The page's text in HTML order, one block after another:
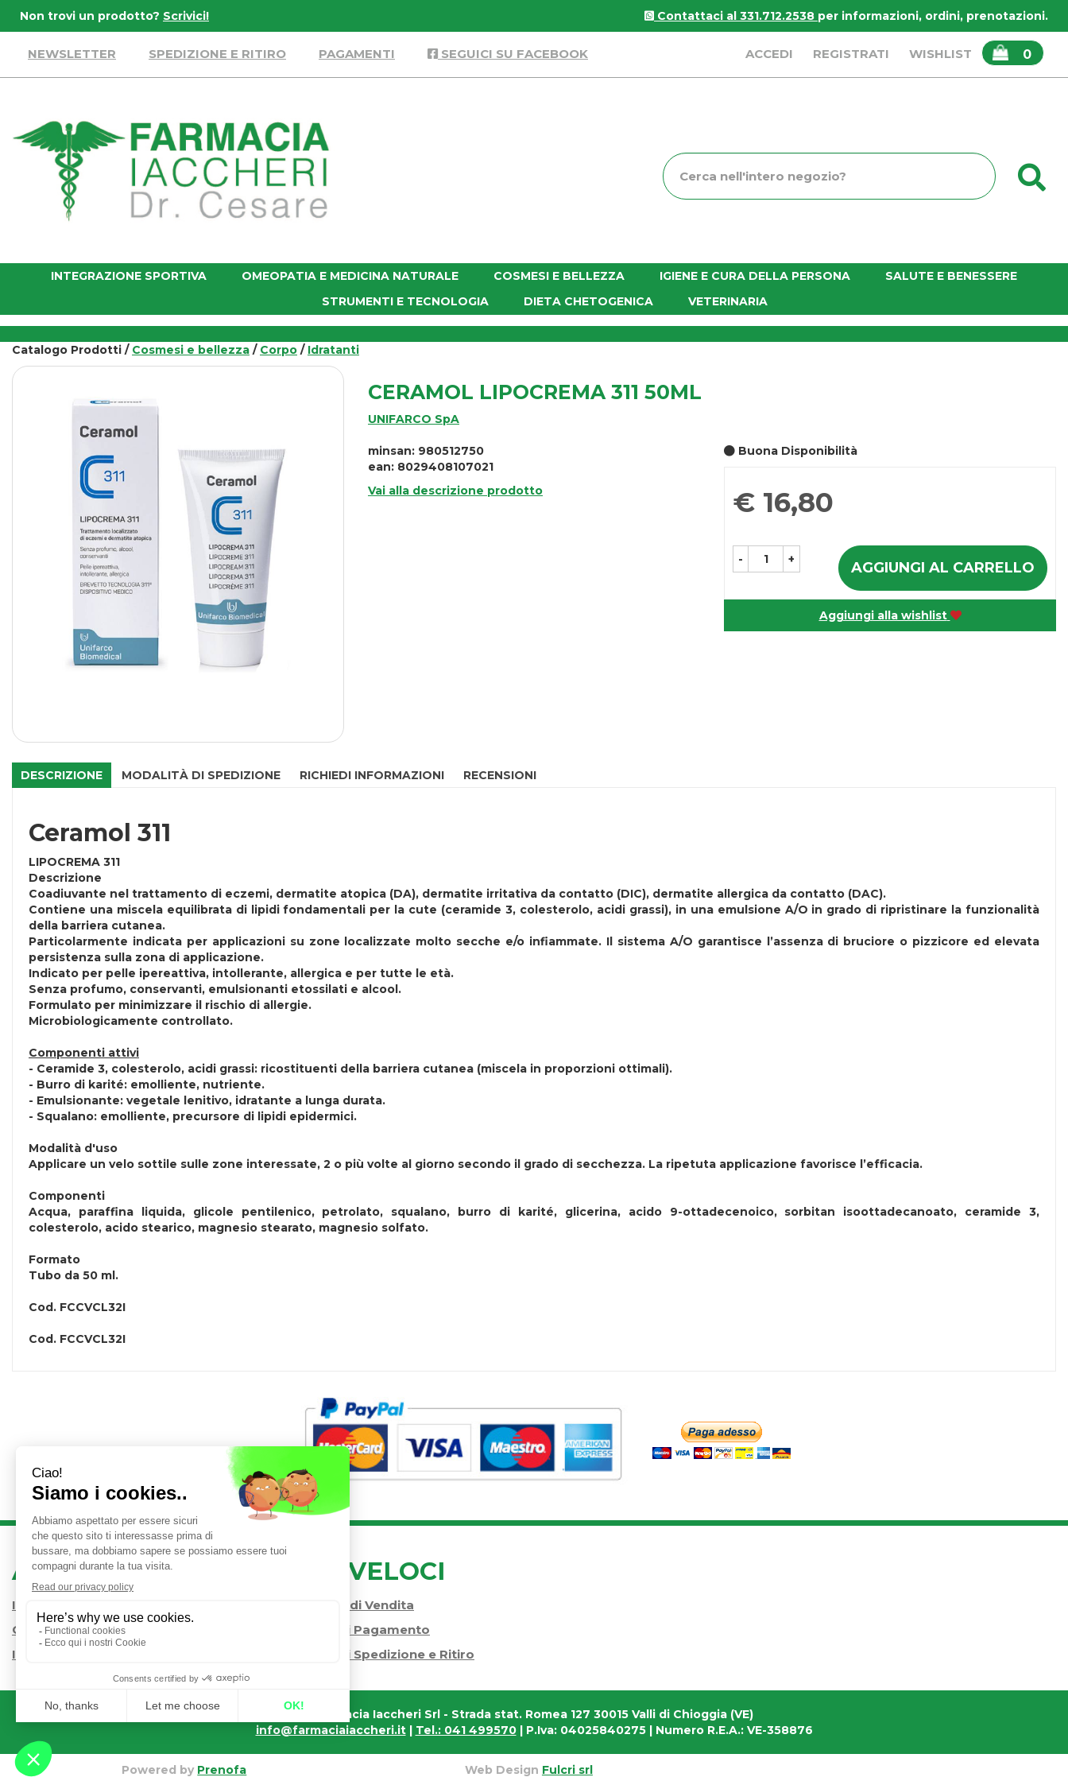
principale
Contattaci al 331.712.2538 per informazioni, ordini, prenotazioni.
Non trovi un prodotto? Scrivici!
NEWSLETTER SPEDIZIONE E RITIRO PAGAMENTI SEGUICI SU FACEBOOK ACCEDI REGISTRATI WISHLIST 0
ARTICOLI
INSERITI
Farmacia
Iaccheri
Cerca
Prodotto
INTEGRAZIONE SPORTIVA OMEOPATIA E MEDICINA NATURALE COSMESI E BELLEZZA IGIENE E CURA DELLA PERSONA
SALUTE E BENESSERE
STRUMENTI E TECNOLOGIA
DIETA CHETOGENICA VETERINARIA
Catalogo Prodotti / Cosmesi e bellezza / Corpo / Idratanti
CERAMOL LIPOCREMA 311 50ML
UNIFARCO SpA
minsan: 980512750
ean: 8029408107021
Vai alla descrizione prodotto
Buona Disponibilità
Prezzo
€ 16,80
- + AGGIUNGI AL CARRELLO
Aggiungi alla wishlist
DESCRIZIONE MODALITÀ DI SPEDIZIONE RICHIEDI INFORMAZIONI RECENSIONI
Ceramol 311
LIPOCREMA 311
Descrizione
Coadiuvante nel trattamento di eczemi, dermatite atopica (DA), dermatite irritativa da contatto (DIC), dermatite allergica da contatto (DAC).
Contiene una miscela equilibrata di lipidi fondamentali per la cute (ceramide 3, colesterolo, acidi grassi), in una emulsione A/O in grado di ripristinare la funzionalità
della barriera cutanea.
Particolarmente indicata per applicazioni su zone localizzate molto secche e/o infiammate. Il sistema A/O garantisce l’assenza di bruciore o pizzicore ed elevata
persistenza sulla zona di applicazione.
Indicato per pelle ipereattiva, intollerante, allergica e per tutte le età.
Senza profumo, conservanti, emulsionanti etossilati e alcool.
Formulato per minimizzare il rischio di allergie.
Microbiologicamente controllato.
Componenti attivi
- Ceramide 3, colesterolo, acidi grassi: ricostituenti della barriera cutanea (miscela in proporzioni ottimali).
- Burro di karité: emolliente, nutriente.
- Emulsionante: vegetale lenitivo, idratante a lunga durata.
- Squalano: emolliente, precursore di lipidi epidermici.
Modalità d'uso
Applicare un velo sottile sulle zone interessate, 2 o più volte al giorno secondo il grado di secchezza. La ripetuta applicazione favorisce l’efficacia.
Componenti
Acqua, paraffina liquida, glicole pentilenico, petrolato, squalano, burro di karité, glicerina, acido 9-ottadecenoico, sorbitan isoottadecanoato, ceramide 3,
colesterolo, acido stearico, magnesio stearato, magnesio solfato.
Formato
Tubo da 50 ml.
Cod. FCCVCL32I
Cod. FCCVCL32I
AREA UTENTE
Iscrizione alla Newsletter
Contatti
Informativa Privacy
LINK VELOCI
Condizioni di Vendita
Modalità di Pagamento
Modalità di Spedizione e Ritiro
Farmacia Iaccheri Srl - Strada stat. Romea 127 30015 Valli di Chioggia (VE)
info@farmaciaiaccheri.it| Tel.: 041 499570| P.Iva: 04025840275 | Numero R.E.A.: VE-358876
Powered by Prenofa Web Design Fulcri srl